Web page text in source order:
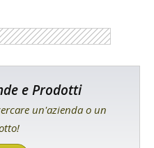
e Prodotti
un'azienda o un